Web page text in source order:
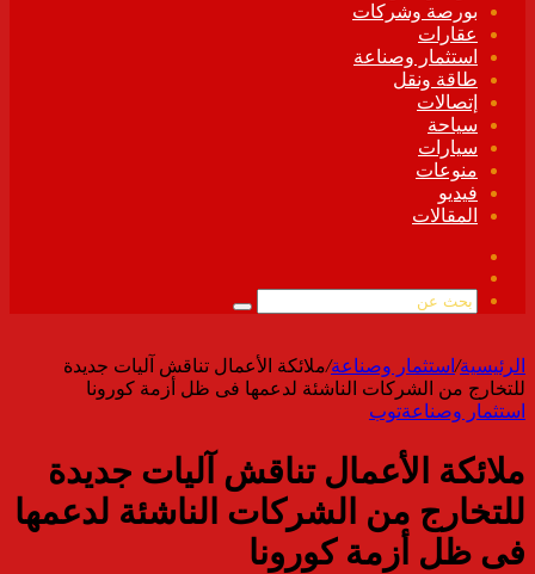
بورصة وشركات
عقارات
استثمار وصناعة
طاقة ونقل
إتصالات
سياحة
سيارات
منوعات
فيديو
المقالات
الموقع
بحث
الرئيسية/ استثمار وصناعة/ملائكة الأعمال تناقش آليات جديدة
للتخارج من الشركات الناشئة لدعمها فى ظل أزمة كورونا
استثمار وصناعةتوب
ملائكة الأعمال تناقش آليات جديدة
للتخارج من الشركات الناشئة لدعمها
فى ظل أزمة كورونا